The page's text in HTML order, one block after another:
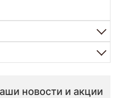
новости и акции